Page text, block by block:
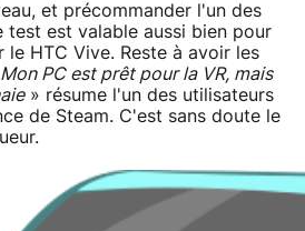
et précommander l'un des
test est valable aussi bien pour
le HTC Vive. Reste à avoir les
Mon PC est prêt pour la VR, mais
» résume l'un des utilisateurs
de Steam. C'est sans doute le